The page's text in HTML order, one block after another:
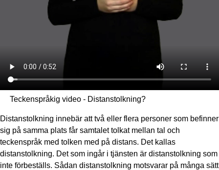
Teckenspråkig video - Distanstolkning?
Distanstolkning innebär att två eller flera personer som befinner
sig på samma plats får samtalet tolkat mellan tal och
teckenspråk med tolken med på distans. Det kallas
distanstolkning. Det som ingår i tjänsten är distanstolkning som
inte förbeställs. Sådan distanstolkning motsvarar på många sätt